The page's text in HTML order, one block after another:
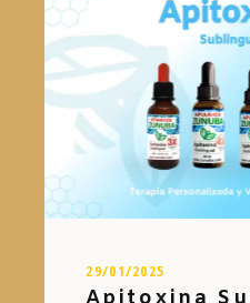
29/01/2025